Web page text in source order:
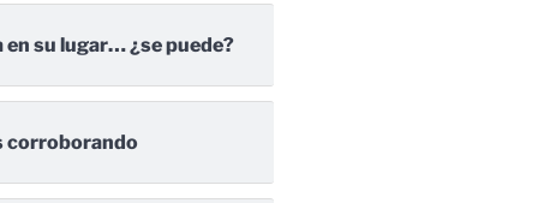
en su lugar… ¿se puede?
corroborando